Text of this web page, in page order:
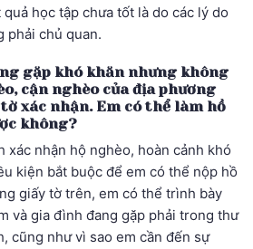
học tập chưa tốt là do các lý do
phải chủ quan.
gặp khó khăn nhưng không
cận nghèo của địa phương
xác nhận. Em có thể làm hồ
không?
xác nhận hộ nghèo, hoàn cảnh khó
kiện bắt buộc để em có thể nộp hồ
giấy tờ trên, em có thể trình bày
và gia đình đang gặp phải trong thư
cũng như vì sao em cần đến sự